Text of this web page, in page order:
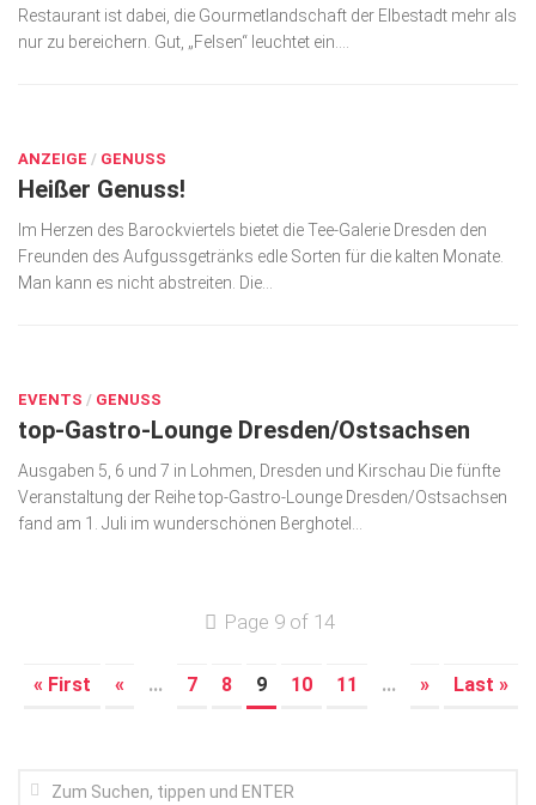
Restaurant ist dabei, die Gourmetlandschaft der Elbestadt mehr als
nur zu bereichern. Gut, „Felsen“ leuchtet ein....
ANZEIGE / GENUSS
Heißer Genuss!
Im Herzen des Barockviertels bietet die Tee-Galerie Dresden den
Freunden des Aufgussgetränks edle Sorten für die kalten Monate.
Man kann es nicht abstreiten. Die...
EVENTS / GENUSS
top-Gastro-Lounge Dresden/Ostsachsen
Ausgaben 5, 6 und 7 in Lohmen, Dresden und Kirschau Die fünfte
Veranstaltung der Reihe top-Gastro-Lounge Dresden/Ostsachsen
fand am 1. Juli im wunderschönen Berghotel...
Page 9 of 14
« First « ... 7 8 9 10 11 ... » Last »